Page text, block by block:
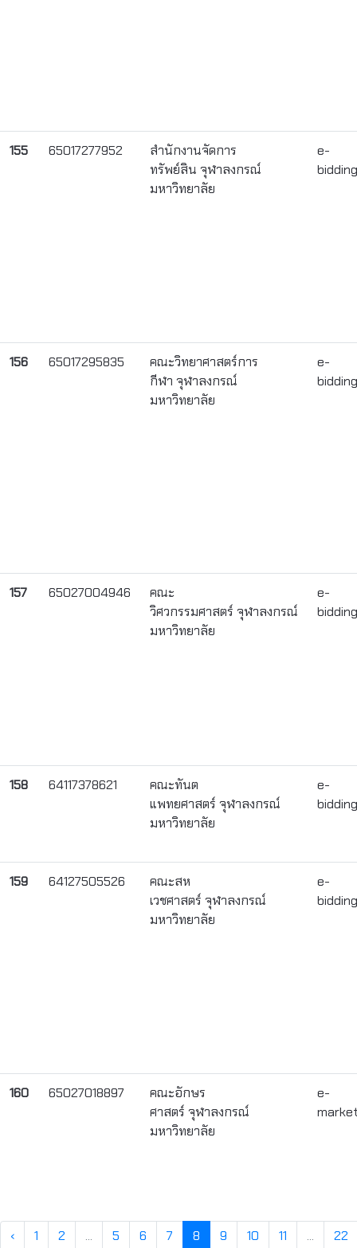
155 65017277952
สำนักงานจัดการ
ทรัพย์สิน จุฬาลงกรณ์
มหาวิทยาลัย
e-
bidding
156 65017295835
คณะวิทยาศาสตร์การ
กีฬา จุฬาลงกรณ์
มหาวิทยาลัย
e-
bidding
157 65027004946
คณะ
วิศวกรรมศาสตร์ จุฬาลงกรณ์
มหาวิทยาลัย
e-
bidding
158 64117378621
คณะทันต
แพทยศาสตร์ จุฬาลงกรณ์
มหาวิทยาลัย
e-
bidding
159 64127505526
คณะสห
เวชศาสตร์ จุฬาลงกรณ์
มหาวิทยาลัย
e-
bidding
160 65027018897
คณะอักษร
ศาสตร์ จุฬาลงกรณ์
มหาวิทยาลัย
e-
‹ 1 2 ... 5 6 7 8 9 10 11 ... 22